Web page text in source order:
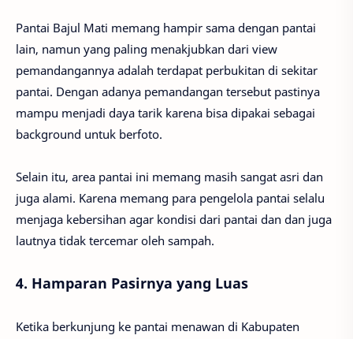
Pantai Bajul Mati memang hampir sama dengan pantai
lain, namun yang paling menakjubkan dari view
pemandangannya adalah terdapat perbukitan di sekitar
pantai. Dengan adanya pemandangan tersebut pastinya
mampu menjadi daya tarik karena bisa dipakai sebagai
background untuk berfoto.
Selain itu, area pantai ini memang masih sangat asri dan
juga alami. Karena memang para pengelola pantai selalu
menjaga kebersihan agar kondisi dari pantai dan dan juga
lautnya tidak tercemar oleh sampah.
4. Hamparan Pasirnya yang Luas
Ketika berkunjung ke pantai menawan di Kabupaten